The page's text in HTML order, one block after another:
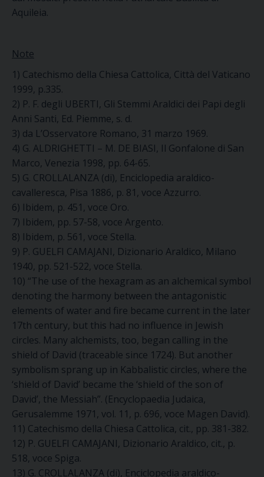
Aquileia.
Note
1) Catechismo della Chiesa Cattolica, Città del Vaticano
1999, p.335.
2) P. F. degli UBERTI, Gli Stemmi Araldici dei Papi degli
Anni Santi, Ed. Piemme, s. d.
3) da L’Osservatore Romano, 31 marzo 1969.
4) G. ALDRIGHETTI – M. DE BIASI, Il Gonfalone di San
Marco, Venezia 1998, pp. 64-65.
5) G. CROLLALANZA (di), Enciclopedia araldico-
cavalleresca, Pisa 1886, p. 81, voce Azzurro.
6) Ibidem, p. 451, voce Oro.
7) Ibidem, pp. 57-58, voce Argento.
8) Ibidem, p. 561, voce Stella.
9) P. GUELFI CAMAJANI, Dizionario Araldico, Milano
1940, pp. 521-522, voce Stella.
10) “The use of the hexagram as an alchemical symbol
denoting the harmony between the antagonistic
elements of water and fire became current in the later
17th century, but this had no influence in Jewish
circles. Many alchemists, too, began calling in the
shield of David (traceable since 1724). But another
symbolism sprang up in Kabbalistic circles, where the
‘shield of David’ became the ‘shield of the son of
David’, the Messiah”. (Encyclopaedia Judaica,
Gerusalemme 1971, vol. 11, p. 696, voce Magen David).
11) Catechismo della Chiesa Cattolica, cit., pp. 381-382.
12) P. GUELFI CAMAJANI, Dizionario Araldico, cit., p.
518, voce Spiga.
13) G. CROLLALANZA (di), Enciclopedia araldico-